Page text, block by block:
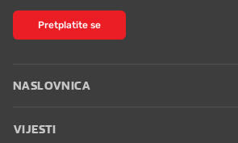
Pretplatite se
NASLOVNICA
VIJESTI